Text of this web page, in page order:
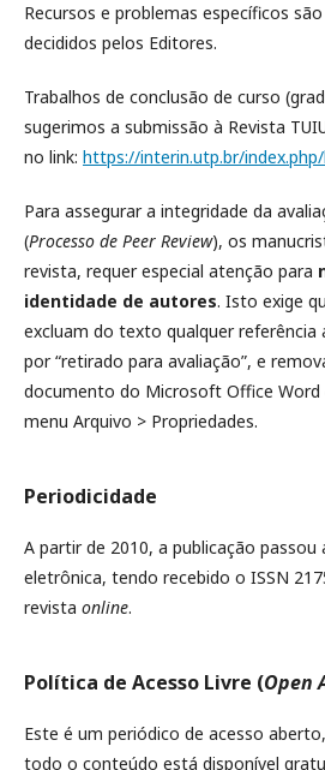
Recursos e problemas específicos
decididos pelos Editores.
Trabalhos de conclusão de curso
sugerimos a submissão à Revista
no link: https://interin.utp.br/
Para assegurar a integridade da
(Processo de Peer Review), os
revista, requer especial atenção para
identidade de autores. Isto exige
excluam do texto qualquer
por “retirado para avaliação”, e
documento do Microsoft Office Word
menu Arquivo > Propriedades.
Periodicidade
A partir de 2010, a publicação passou
eletrônica, tendo recebido o ISSN
revista online.
Política de Acesso Livre (Open
Este é um periódico de acesso
todo o conteúdo está disponível